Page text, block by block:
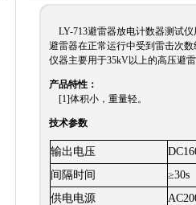
LY-713避雷器放电计数器测试
避雷器在正常运行中受到雷击次
仪器主要用于35kV以上的高压避
产品特性：
[1]体积小，重量轻。
技术参数
输出电压
间隔时间
≥30s
供电电源